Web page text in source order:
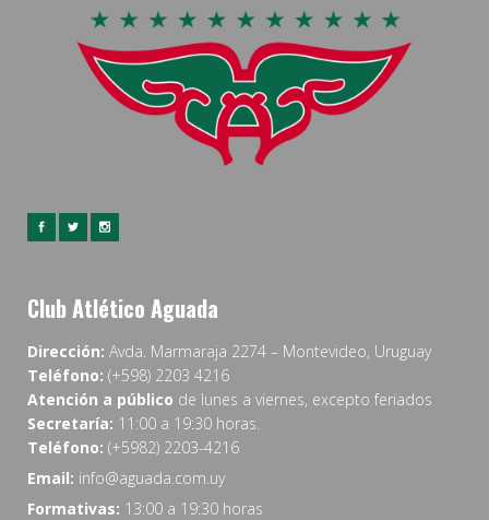
Club Atlético Aguada
Dirección: Avda. Marmaraja 2274 – Montevideo, Uruguay
Teléfono: (+598) 2203 4216
Atención a público de lunes a viernes, excepto feriados
Secretaría: 11:00 a 19:30 horas.
Teléfono: (+5982) 2203-4216
Email: info@aguada.com.uy
Formativas: 13:00 a 19:30 horas